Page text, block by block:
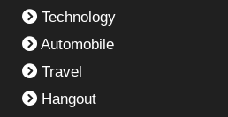
Technology
Automobile
Travel
Hangout